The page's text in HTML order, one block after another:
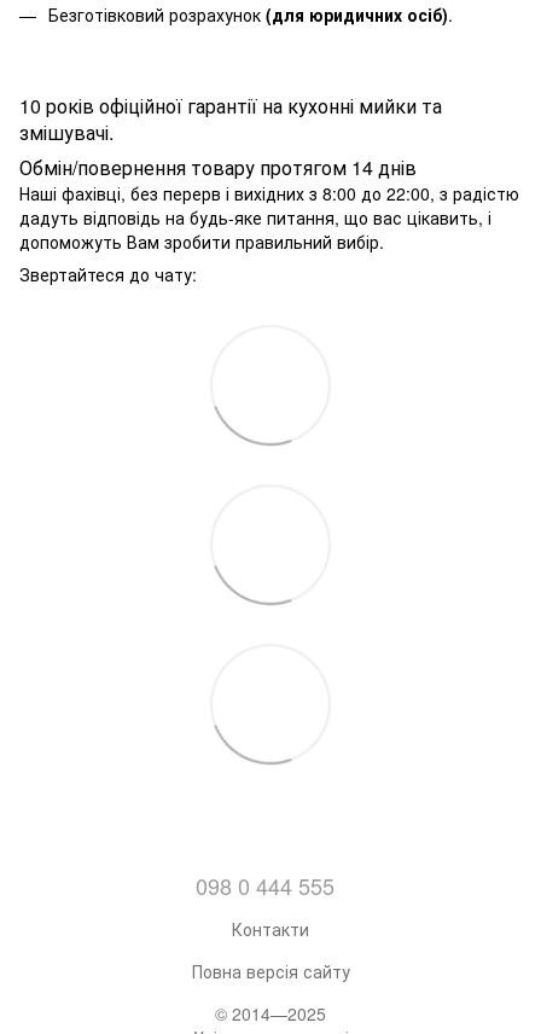
Безготівковий розрахунок (для юридичних осіб).
10 років офіційної гарантії на кухонні мийки та
змішувачі.
Обмін/повернення товару протягом 14 днів
Наші фахівці, без перерв і вихідних з 8:00 до 22:00, з радістю
дадуть відповідь на будь-яке питання, що вас цікавить, і
допоможуть Вам зробити правильний вибір.
Звертайтеся до чату:
098 0 444 555
Контакти
Повна версія сайту
© 2014—2025